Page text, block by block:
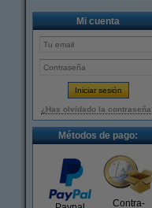
Mi cuenta
¿Has olvidado la
Métodos de pago:
Contra-